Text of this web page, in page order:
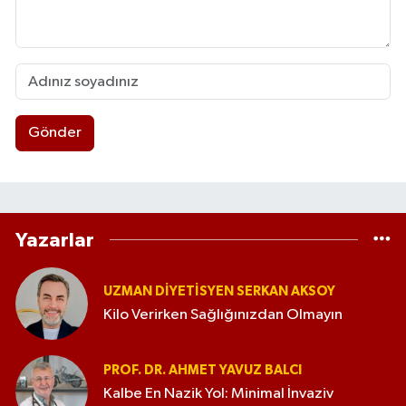
hastalığı, böbrek nakli ve nadir böbrek
hastalıkları üzerine yoğunlaşmaktadır. Prof. Dr.
çocuk nefrolojisi uzmanlık tezine danışmanlık
yapmış; çok sayıda araştırmacı, uzman ve yan
kapsamında çok sayıda ulusal ve uluslararası
bilimsel dergide hakemlik yapmakta; bilimsel
(TÜSEB) bünyesinde proje panelisti ve
moderatörü olarak görev almakta, sağlık
Gönder
Yazarlar
UZMAN DIYETISYEN SERKAN AKSOY
Kilo Verirken Sağlığınızdan Olmayın
PROF. DR. AHMET YAVUZ BALCI
Kalbe En Nazik Yol: Minimal İnvaziv